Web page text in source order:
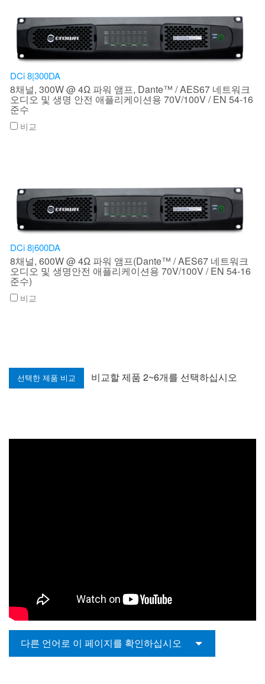
DCi 8|300DA
8채널, 300W @ 4Ω 파워 앰프, Dante™ / AES67 네트워크
오디오 및 생명 안전 애플리케이션용 70V/100V / EN 54-16
준수
비교
DCi 8|600DA
8채널, 600W @ 4Ω 파워 앰프(Dante™ / AES67 네트워크
오디오 및 생명안전 애플리케이션용 70V/100V / EN 54-16
준수)
비교
비교할 제품 2~6개를 선택하십시오
다른 언어로 이 페이지를 확인하십시오